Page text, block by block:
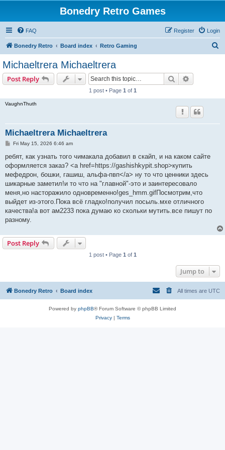
Bonedry Retro Games
FAQ Login
Register
Bonedry Retro Board index Retro Gaming
Michaeltrera Michaeltrera
Post Reply Search
1 post • Page 1 of 1
VaughnThuth
Michaeltrera Michaeltrera
P
s
Fri May 15, 2026 6:46 am
ребят, как узнать того чимакала добавил в скайп, и на каком сайте
оформляется заказ? <a href=https://gashishkypit.shop>купить
мефедрон, бошки, гашиш, альфа-пвп</a> ну то что ценники здесь
шикарные заметил!и то что на "главной"-это и заинтересовало
меня,но насторажило одновременно!ges_hmm.gifПосмотрим,что
выйдет из-этого.Пока всё гладко!получил посыль.мхе отличного
качества!а вот ам2233 пока думаю ко скольки мутить.все пишут по
разному.
Post Reply
1 post • Page 1 of 1
Jump to
Bonedry Retro Board index All times are UTC
Powered by phpBB® Forum Software © phpBB Limited
Privacy| Terms